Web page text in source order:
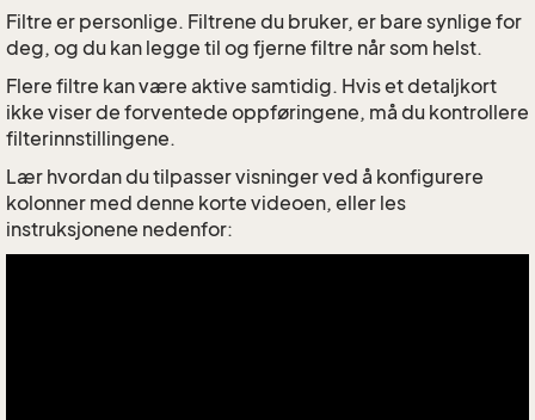
Filtre er personlige. Filtrene du bruker, er bare synlige for
deg, og du kan legge til og fjerne filtre når som helst.
Flere filtre kan være aktive samtidig. Hvis et detaljkort
ikke viser de forventede oppføringene, må du kontrollere
filterinnstillingene.
Lær hvordan du tilpasser visninger ved å konfigurere
kolonner med denne korte videoen, eller les
instruksjonene nedenfor: